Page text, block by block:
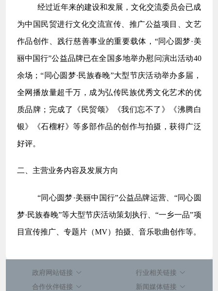
经过近年来的建设和发展，文化交流委员会已成
为中国民贸进行文化交流宣传、推广公益项目、文艺
作品创作、践行慈善事业的重要载体， “同心圆梦·美
丽中国行”公益品牌已在全国多地举办慰问演出活动40
余场；“同心圆梦·民族春晚”大型节庆活动举办多届，
全网播放量超千万，成为弘传民族优秀文化艺术的优
质品牌；完成了《民贸颂》《我们忘不了》《沸腾白
银》《石榴籽》等多部作品的创作与拍摄，获得广泛
好评。
二、主营业务内容及发展方向
“同心圆梦·美丽中国行”公益品牌运营、“同心圆
梦·民族春晚”等大型节庆活动策划执行、“一乡一品”项
目宣传推广、专题片（MV）拍摄、音乐歌曲创作等。
政府网站链接
行业相关链接
合作伙伴链接
新闻媒体链接